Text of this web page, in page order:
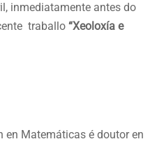
inmediatamente antes do
traballo “Xeoloxía e
en Matemáticas é doutor en